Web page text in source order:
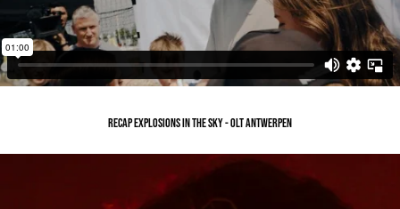
RECAP EXPLOSIONS IN THE SKY - OLT ANTWERPEN